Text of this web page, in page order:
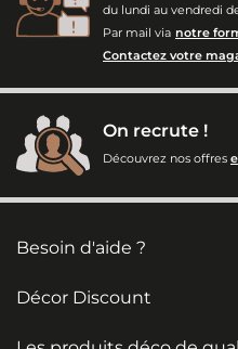
du lundi au vendredi
Par mail via notre
Contactez votre
On recrute !
Découvrez nos offres
Besoin d'aide ?
Décor Discount